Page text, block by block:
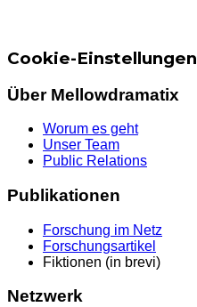
Cookie-Einstellungen
Über Mellowdramatix
Worum es geht
Unser Team
Public Relations
Publikationen
Forschung im Netz
Forschungsartikel
Fiktionen (in brevi)
Netzwerk